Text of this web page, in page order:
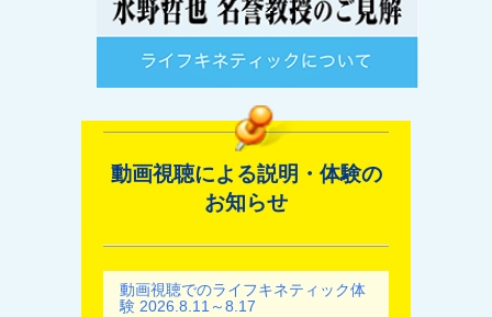
動画視聴による説明・体験の
お知らせ
動画視聴でのライフキネティック体
験 2026.8.11～8.17